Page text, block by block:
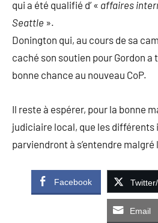
qui a été qualifié d’ « affaires
Seattle ».
Donington qui, au cours de sa
caché son soutien pour Gordon
bonne chance au nouveau CoP.
Il reste à espérer, pour la bonne
judiciaire local, que les
parviendront à s’entendre
Facebook
Email